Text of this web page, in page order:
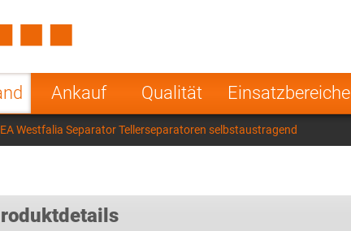
Ankauf Qualität Einsatzbereiche
Poland Norway
India
Westfalia Separator Tellerseparatoren selbstaustragend